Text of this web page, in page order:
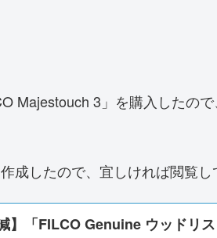
Majestouch 3」を購入したの
したので、宜しければ閲覧し
】「FILCO Genuine ウッドリ